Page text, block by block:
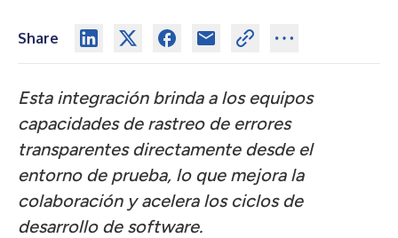
Share
Esta integración brinda a los equipos
capacidades de rastreo de errores
transparentes directamente desde el
entorno de prueba, lo que mejora la
colaboración y acelera los ciclos de
desarrollo de software.